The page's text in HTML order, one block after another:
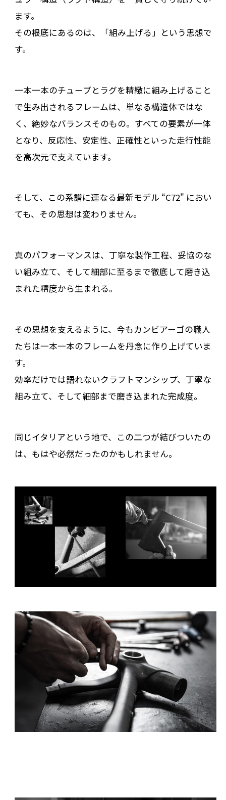
ます。
その根底にあるのは、「組み上げる」という思想で
す。
一本一本のチューブとラグを精緻に組み上げること
で生み出されるフレームは、単なる構造体ではな
く、絶妙なバランスそのもの。すべての要素が一体
となり、反応性、安定性、正確性といった走行性能
を高次元で支えています。
そして、この系譜に連なる最新モデル “C72" におい
ても、その思想は変わりません。
真のパフォーマンスは、丁寧な製作工程、妥協のな
い組み立て、そして細部に至るまで徹底して磨き込
まれた精度から生まれる――。
その思想を支えるように、今もカンビアーゴの職人
たちは一本一本のフレームを丹念に作り上げていま
す。
効率だけでは語れないクラフトマンシップ、丁寧な
組み立て、そして細部まで磨き込まれた完成度。
同じイタリアという地で、この二つが結びついたの
は、もはや必然だったのかもしれません。